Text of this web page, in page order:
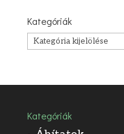
Kategóriák
Kategóriák
Kategóriák